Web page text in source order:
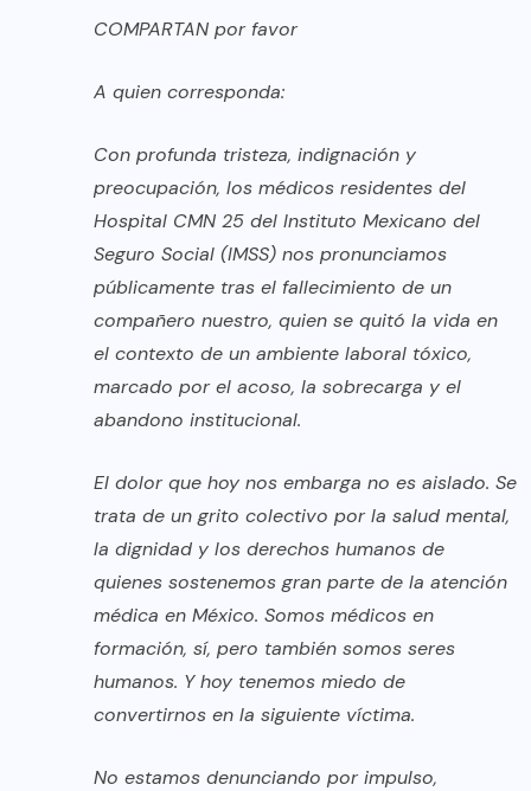
COMPARTAN por favor
A quien corresponda:
Con profunda tristeza, indignación y
preocupación, los médicos residentes del
Hospital CMN 25 del Instituto Mexicano del
Seguro Social (IMSS) nos pronunciamos
públicamente tras el fallecimiento de un
compañero nuestro, quien se quitó la vida en
el contexto de un ambiente laboral tóxico,
marcado por el acoso, la sobrecarga y el
abandono institucional.
El dolor que hoy nos embarga no es aislado. Se
trata de un grito colectivo por la salud mental,
la dignidad y los derechos humanos de
quienes sostenemos gran parte de la atención
médica en México. Somos médicos en
formación, sí, pero también somos seres
humanos. Y hoy tenemos miedo de
convertirnos en la siguiente víctima.
No estamos denunciando por impulso,